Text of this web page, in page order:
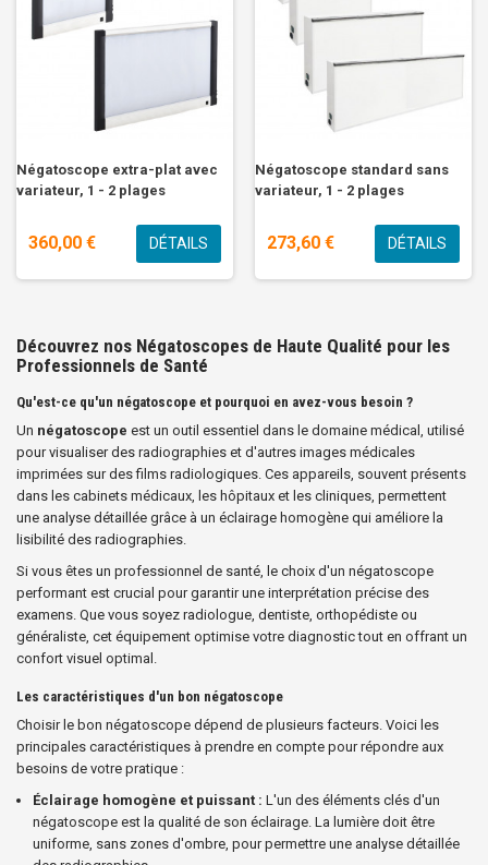
Négatoscope extra-plat avec
variateur, 1 - 2 plages
360,00 € DÉTAILS
Négatoscope standard sans
variateur, 1 - 2 plages
273,60 € DÉTAILS
Découvrez nos Négatoscopes de Haute Qualité pour les
Professionnels de Santé
Qu'est-ce qu'un négatoscope et pourquoi en avez-vous besoin ?
Un négatoscope est un outil essentiel dans le domaine médical, utilisé
pour visualiser des radiographies et d'autres images médicales
imprimées sur des films radiologiques. Ces appareils, souvent présents
dans les cabinets médicaux, les hôpitaux et les cliniques, permettent
une analyse détaillée grâce à un éclairage homogène qui améliore la
lisibilité des radiographies.
Si vous êtes un professionnel de santé, le choix d'un négatoscope
performant est crucial pour garantir une interprétation précise des
examens. Que vous soyez radiologue, dentiste, orthopédiste ou
généraliste, cet équipement optimise votre diagnostic tout en offrant un
confort visuel optimal.
Les caractéristiques d'un bon négatoscope
Choisir le bon négatoscope dépend de plusieurs facteurs. Voici les
principales caractéristiques à prendre en compte pour répondre aux
besoins de votre pratique :
Éclairage homogène et puissant : L'un des éléments clés d'un
négatoscope est la qualité de son éclairage. La lumière doit être
uniforme, sans zones d'ombre, pour permettre une analyse détaillée